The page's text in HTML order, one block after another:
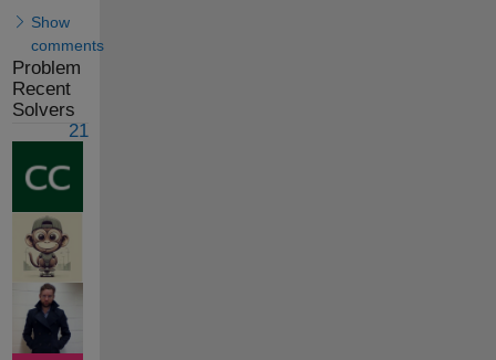
Show
comments
Problem
Recent
Solvers
21